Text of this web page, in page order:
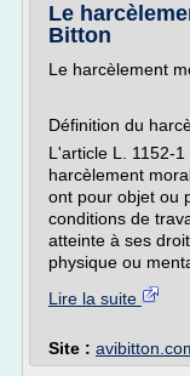
Le
Bitton
Le harcèlement
Définition du
L'article L. 1152-
harcèlement
ont pour objet ou
conditions de
atteinte à ses
physique ou
Lire la suite
Site :